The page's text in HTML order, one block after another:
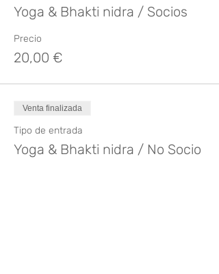
Yoga & Bhakti nidra / Socios
Precio
20,00 €
Venta finalizada
Tipo de entrada
Yoga & Bhakti nidra / No Socio